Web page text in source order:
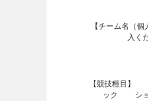
【チーム名（
入く
【競技種目
ック ショ